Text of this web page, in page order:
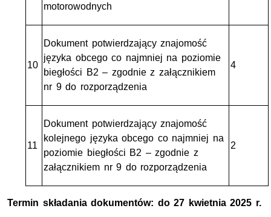
motorowodnych
10
Dokument potwierdzający znajomość
języka obcego co najmniej na poziomie
biegłości B2 – zgodnie z załącznikiem
nr 9 do rozporządzenia
4
11
Dokument potwierdzający znajomość
kolejnego języka obcego co najmniej na
poziomie biegłości B2 – zgodnie z
załącznikiem nr 9 do rozporządzenia
2
Termin składania dokumentów: do 27 kwietnia 2025 r.